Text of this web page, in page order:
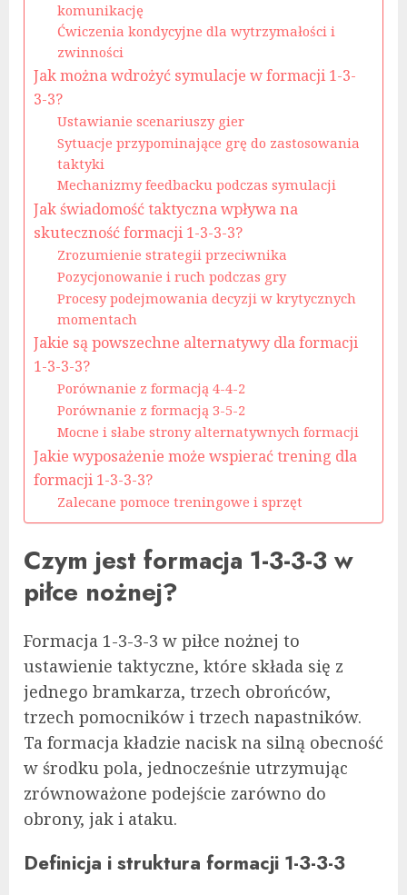
komunikację
Ćwiczenia kondycyjne dla wytrzymałości i
zwinności
Jak można wdrożyć symulacje w formacji 1-3-
3-3?
Ustawianie scenariuszy gier
Sytuacje przypominające grę do zastosowania
taktyki
Mechanizmy feedbacku podczas symulacji
Jak świadomość taktyczna wpływa na
skuteczność formacji 1-3-3-3?
Zrozumienie strategii przeciwnika
Pozycjonowanie i ruch podczas gry
Procesy podejmowania decyzji w krytycznych
momentach
Jakie są powszechne alternatywy dla formacji
1-3-3-3?
Porównanie z formacją 4-4-2
Porównanie z formacją 3-5-2
Mocne i słabe strony alternatywnych formacji
Jakie wyposażenie może wspierać trening dla
formacji 1-3-3-3?
Zalecane pomoce treningowe i sprzęt
Czym jest formacja 1-3-3-3 w
piłce nożnej?
Formacja 1-3-3-3 w piłce nożnej to
ustawienie taktyczne, które składa się z
jednego bramkarza, trzech obrońców,
trzech pomocników i trzech napastników.
Ta formacja kładzie nacisk na silną obecność
w środku pola, jednocześnie utrzymując
zrównoważone podejście zarówno do
obrony, jak i ataku.
Definicja i struktura formacji 1-3-3-3